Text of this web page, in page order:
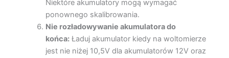
Niektóre akumulatory mogą wymagać
ponownego skalibrowania.
Nie rozładowywanie akumulatora do
końca:Ładuj akumulator kiedy na woltomierze
jest nie niżej 10,5V dla akumulatorów 12V oraz